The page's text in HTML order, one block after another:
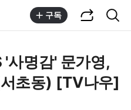
구독
사명감' 문가영,
초동) [TV나우]